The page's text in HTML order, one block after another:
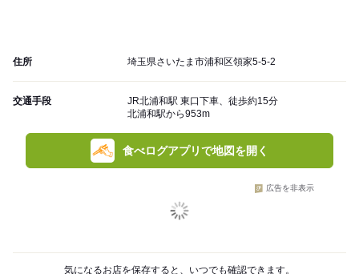
住所 埼玉県さいたま市浦和区領家5-5-2
交通手段
JR北浦和駅 東口下車、徒歩約15分
北浦和駅から953m
食べログアプリで地図を開く
広告を非表示
気になるお店を保存すると、いつでも確認できます。